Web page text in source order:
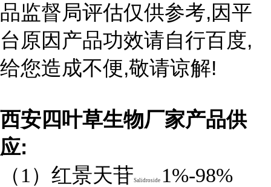
品监督局评估仅供参考,因平
台原因产品功效请自行百度,
给您造成不便,敬请谅解!
西安四叶草生物厂家产品供
应:
（1）红景天苷Salidroside 1%-98%